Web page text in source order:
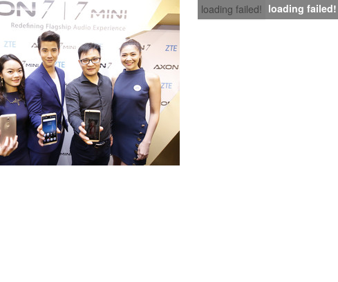
loading failed! loading failed!